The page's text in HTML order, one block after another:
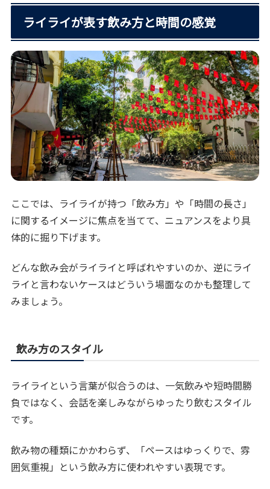
ライライが表す飲み方と時間の感覚
ここでは、ライライが持つ「飲み方」や「時間の長さ」
に関するイメージに焦点を当てて、ニュアンスをより具
体的に掘り下げます。
どんな飲み会がライライと呼ばれやすいのか、逆にライ
ライと言わないケースはどういう場面なのかも整理して
みましょう。
飲み方のスタイル
ライライという言葉が似合うのは、一気飲みや短時間勝
負ではなく、会話を楽しみながらゆったり飲むスタイル
です。
飲み物の種類にかかわらず、「ペースはゆっくりで、雰
囲気重視」という飲み方に使われやすい表現です。